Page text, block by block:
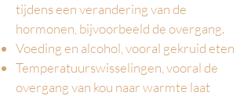
tijdens een verandering van de
hormonen, bijvoorbeeld de overgang.
Voeding en alcohol, vooral gekruid eten
Temperatuurswisselingen, vooral de
overgang van kou naar warmte laat